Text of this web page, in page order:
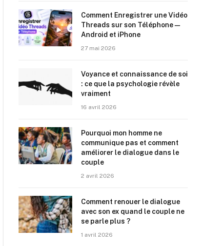
Comment Enregistrer une Vidéo
Threads sur son Téléphone —
Android et iPhone
27 mai 2026
Voyance et connaissance de soi
: ce que la psychologie révèle
vraiment
16 avril 2026
Pourquoi mon homme ne
communique pas et comment
améliorer le dialogue dans le
couple
2 avril 2026
Comment renouer le dialogue
avec son ex quand le couple ne
se parle plus ?
1 avril 2026